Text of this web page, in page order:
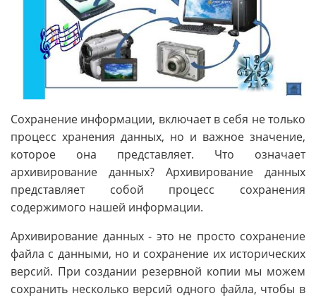
Сохранение информации, включает в себя не только
процесс хранения данных, но и важное значение,
которое она представляет. Что означает
архивирование данных? Архивирование данных
представляет собой процесс сохранения
содержимого нашей информации.
Архивирование данных - это не просто сохранение
файла с данными, но и сохранение их исторических
версий. При создании резервной копии мы можем
сохранить несколько версий одного файла, чтобы в